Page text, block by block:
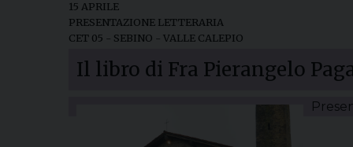
15 APRILE
PRESENTAZIONE LETTERARIA
CET 05 - SEBINO - VALLE CALEPIO
Il libro di Fra Pierangelo